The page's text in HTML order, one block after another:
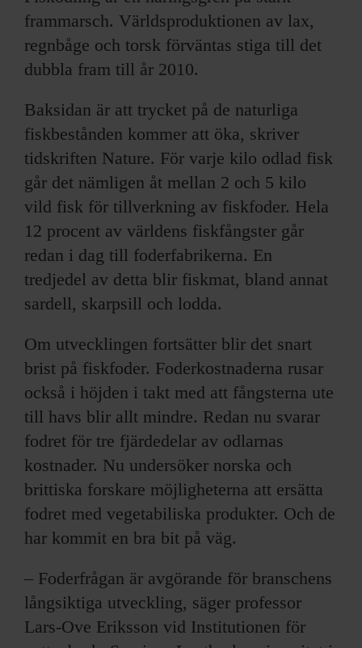
ANNONSERA I F&F
OM F&F
frammarsch. Världsproduktionen av lax,
regnbåge och torsk förväntas stiga till det
dubbla fram till år 2010.
Baksidan är att trycket på de naturliga
fiskbestånden kommer att öka, skriver
tidskriften Nature. För varje kilo odlad fisk
går det nämligen åt mellan 2 och 5 kilo
vild fisk för tillverkning av fiskfoder. Hela
12 procent av världens fiskfångster går
redan i dag till foderfabrikerna. En
tredjedel av detta blir fiskmat, bland annat
sardell, skarpsill och lodda.
Om utvecklingen fortsätter blir det snart
brist på fiskfoder. Foderkostnaderna rusar
också i höjden i takt med att fångsterna ute
till havs blir allt mindre. Redan nu svarar
fodret för tre fjärdedelar av odlarnas
kostnader. Nu undersöker norska och
brittiska forskare möjligheterna att ersätta
fodret med vegetabiliska produkter. Och de
har kommit en bra bit på väg.
– Foderfrågan är avgörande för branschens
långsiktiga utveckling, säger professor
Lars-Ove Eriksson vid Institutionen för